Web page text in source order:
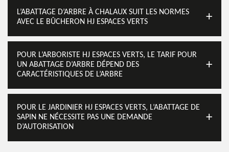
L’ABATTAGE D’ARBRE À CHALAUX SUIT LES NORMES
AVEC LE BÛCHERON HJ ESPACES VERTS
POUR L’ARBORISTE HJ ESPACES VERTS, LE TARIF POUR
UN ABATTAGE D’ARBRE DÉPEND DES
CARACTÉRISTIQUES DE L’ARBRE
POUR LE JARDINIER HJ ESPACES VERTS, L’ABATTAGE DE
SAPIN NE NÉCESSITE PAS UNE DEMANDE
D’AUTORISATION